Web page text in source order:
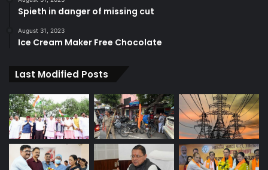
Spieth in danger of missing cut
August 31, 2023
Ice Cream Maker Free Chocolate
Last Modified Posts